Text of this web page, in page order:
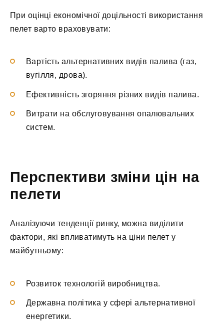
При оцінці економічної доцільності використання
пелет варто враховувати:
Вартість альтернативних видів палива (газ,
вугілля, дрова).
Ефективність згоряння різних видів палива.
Витрати на обслуговування опалювальних
систем.
Перспективи зміни цін на
пелети
Аналізуючи тенденції ринку, можна виділити
фактори, які впливатимуть на ціни пелет у
майбутньому:
Розвиток технологій виробництва.
Державна політика у сфері альтернативної
енергетики.